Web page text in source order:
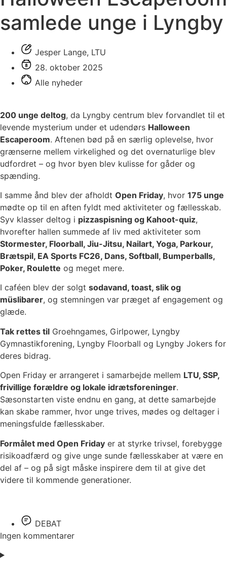
samlede unge i Lyngby
Jesper Lange, LTU
28. oktober 2025
Alle nyheder
200 unge deltog, da Lyngby centrum blev forvandlet til et
levende mysterium under et udendørs Halloween
Escaperoom. Aftenen bød på en særlig oplevelse, hvor
grænserne mellem virkelighed og det overnaturlige blev
udfordret – og hvor byen blev kulisse for gåder og
spænding.
I samme ånd blev der afholdt Open Friday, hvor 175 unge
mødte op til en aften fyldt med aktiviteter og fællesskab.
Syv klasser deltog i pizzaspisning og Kahoot-quiz,
hvorefter hallen summede af liv med aktiviteter som
Stormester, Floorball, Jiu-Jitsu, Nailart, Yoga, Parkour,
Brætspil, EA Sports FC26, Dans, Softball, Bumperballs,
Poker, Roulette og meget mere.
I caféen blev der solgt sodavand, toast, slik og
müslibarer, og stemningen var præget af engagement og
glæde.
Tak rettes til Groehngames, Girlpower, Lyngby
Gymnastikforening, Lyngby Floorball og Lyngby Jokers for
deres bidrag.
Open Friday er arrangeret i samarbejde mellem LTU, SSP,
frivillige forældre og lokale idrætsforeninger.
Sæsonstarten viste endnu en gang, at dette samarbejde
kan skabe rammer, hvor unge trives, mødes og deltager i
meningsfulde fællesskaber.
Formålet med Open Friday er at styrke trivsel, forebygge
risikoadfærd og give unge sunde fællesskaber at være en
del af – og på sigt måske inspirere dem til at give det
videre til kommende generationer.
DEBAT
Ingen kommentarer